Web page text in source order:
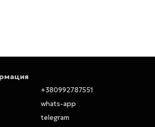
+380992787551
whats-app
telegram